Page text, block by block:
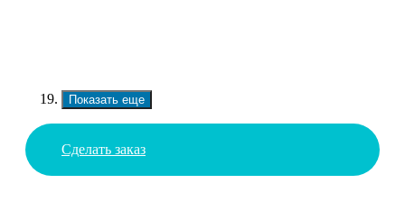
Показать еще
Сделать заказ